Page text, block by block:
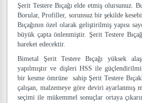
Şerit Testere Bıçağı elde etmiş olursunuz.
Borular, Profiller, sorunsuz bir şekilde
Bıçağının özel olarak geliştirilmiş yapısı
büyük çapta önlenmiştir. Şerit Testere
hareket edecektir.
Bimetal Şerit Testere Bıçağı yüksek
yapılmıştır ve dişleri HSS ile
bir kesme ömrüne sahip Şerit Testere
çalışan, malzemeye göre deviri ayarlanmış
seçimi ile mükemmel sonuçlar ortaya